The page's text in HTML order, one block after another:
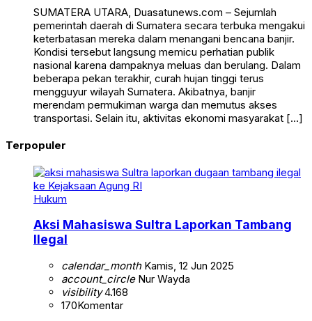
SUMATERA UTARA, Duasatunews.com – Sejumlah
pemerintah daerah di Sumatera secara terbuka mengakui
keterbatasan mereka dalam menangani bencana banjir.
Kondisi tersebut langsung memicu perhatian publik
nasional karena dampaknya meluas dan berulang. Dalam
beberapa pekan terakhir, curah hujan tinggi terus
mengguyur wilayah Sumatera. Akibatnya, banjir
merendam permukiman warga dan memutus akses
transportasi. Selain itu, aktivitas ekonomi masyarakat […]
Terpopuler
Hukum
Aksi Mahasiswa Sultra Laporkan Tambang
Ilegal
calendar_monthKamis, 12 Jun 2025
account_circleNur Wayda
visibility4.168
170Komentar